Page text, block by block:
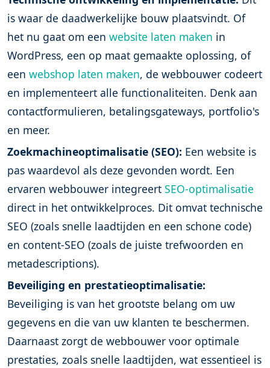
is waar de daadwerkelijke bouw plaatsvindt. Of
het nu gaat om een website laten maken in
WordPress, een op maat gemaakte oplossing, of
een webshop laten maken, de webbouwer codeert
en implementeert alle functionaliteiten. Denk aan
contactformulieren, betalingsgateways, portfolio's
en meer.
Zoekmachineoptimalisatie (SEO): Een website is
pas waardevol als deze gevonden wordt. Een
ervaren webbouwer integreert SEO-optimalisatie
direct in het ontwikkelproces. Dit omvat technische
SEO (zoals snelle laadtijden en een schone code)
en content-SEO (zoals de juiste trefwoorden en
metadescriptions).
Beveiliging en prestatieoptimalisatie:
Beveiliging is van het grootste belang om uw
gegevens en die van uw klanten te beschermen.
Daarnaast zorgt de webbouwer voor optimale
prestaties, zoals snelle laadtijden, wat essentieel is